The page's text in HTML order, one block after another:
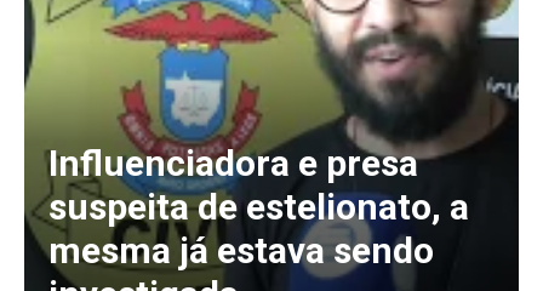
Influenciadora e presa
suspeita de estelionato, a
mesma já estava sendo